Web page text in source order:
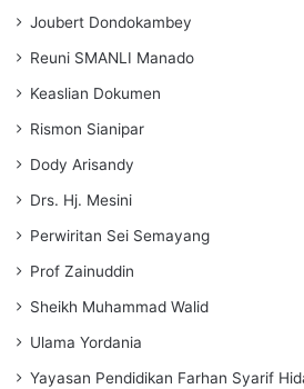
Joubert Dondokambey
Reuni SMANLI Manado
Keaslian Dokumen
Rismon Sianipar
Dody Arisandy
Drs. Hj. Mesini
Perwiritan Sei Semayang
Prof Zainuddin
Sheikh Muhammad Walid
Ulama Yordania
Yayasan Pendidikan Farhan Syarif